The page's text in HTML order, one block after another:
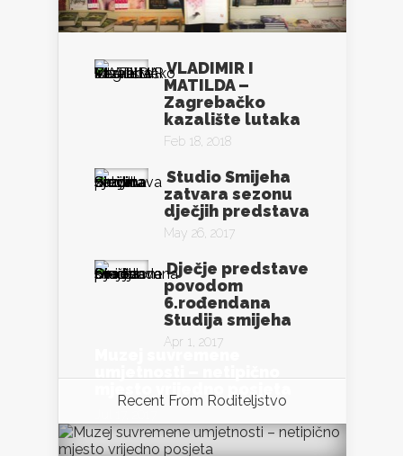
VLADIMIR I
MATILDA –
Zagrebačko
kazalište lutaka
Feb 18, 2018
Studio Smijeha
zatvara sezonu
dječjih predstava
May 26, 2017
Dječje predstave
povodom
6.rođendana
Studija smijeha
Apr 1, 2017
Recent From Roditeljstvo
Muzej suvremene